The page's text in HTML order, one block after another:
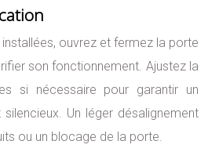
ouvrez et fermez la porte
son fonctionnement. Ajustez la
si nécessaire pour garantir un
Un léger désalignement
ou un blocage de la porte.